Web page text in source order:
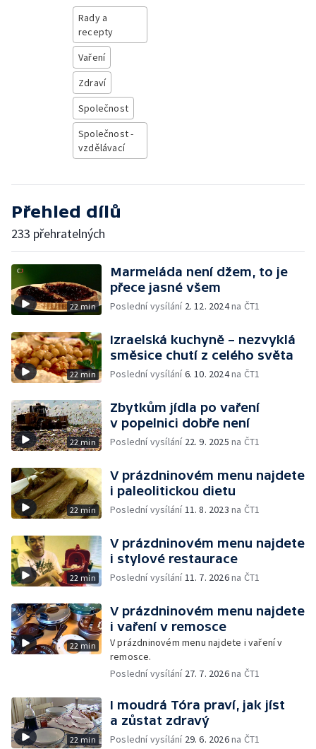
Rady a
recepty
Vaření
Zdraví
Společnost
Společnost -
vzdělávací
Přehled dílů
233 přehratelných
22 min
Marmeláda není džem, to je
přece jasné všem
Poslední vysílání 2. 12. 2024na ČT1
22 min
Izraelská kuchyně – nezvyklá
směsice chutí z celého světa
Poslední vysílání6. 10. 2024na ČT1
22 min
Zbytkům jídla po vaření
v popelnici dobře není
Poslední vysílání 22. 9. 2025 na ČT1
22 min
V prázdninovém menu najdete
i paleolitickou dietu
Poslední vysílání11. 8. 2023 na ČT1
22 min
V prázdninovém menu najdete
i stylové restaurace
Poslední vysílání11. 7. 2026na ČT1
22 min
V prázdninovém menu najdete
i vaření v remosce
V prázdninovém menu najdete i vaření v
remosce.
Poslední vysílání 27. 7. 2026na ČT1
22 min
I moudrá Tóra praví, jak jíst
a zůstat zdravý
Poslední vysílání 29. 6. 2026na ČT1